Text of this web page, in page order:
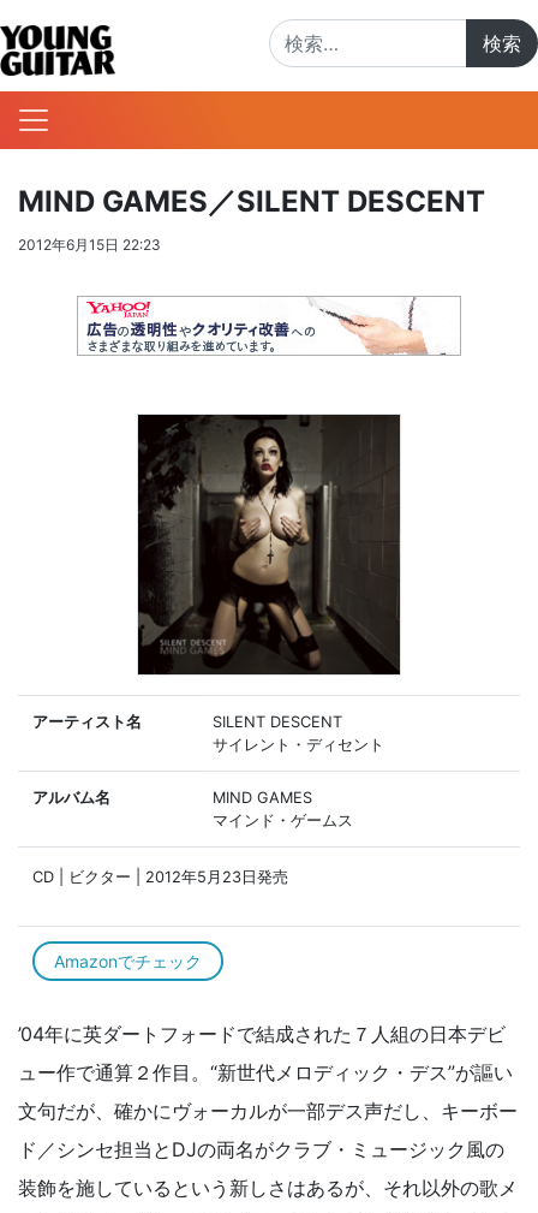
MIND GAMES／SILENT DESCENT
2012年6月15日 22:23
アーティスト名
SILENT DESCENT
サイレント・ディセント
アルバム名
MIND GAMES
マインド・ゲームス
CD | ビクター | 2012年5月23日発売
Amazonでチェック
’04年に英ダートフォードで結成された７人組の日本デビ
ュー作で通算２作目。“新世代メロディック・デス”が謳い
文句だが、確かにヴォーカルが一部デス声だし、キーボー
ド／シンセ担当とDJの両名がクラブ・ミュージック風の
装飾を施しているという新しさはあるが、それ以外の歌メ